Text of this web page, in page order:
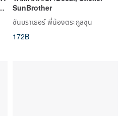
SunBrother
ซันบราเธอร์ พี่น้องตระกูลซุน
172฿